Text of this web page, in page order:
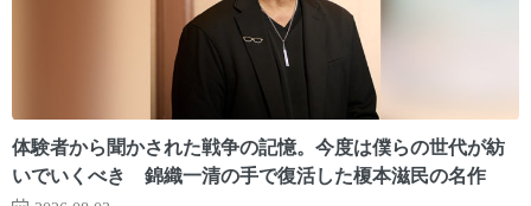
体験者から聞かされた戦争の記憶。今度は僕らの世代が紡
いでいくべき 錦織一清の手で復活した榎本滋民の名作